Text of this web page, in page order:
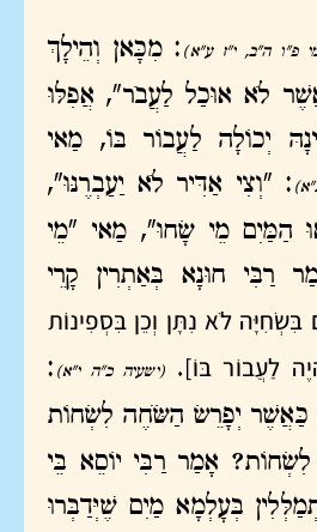
פ"ו ה"ב, י"ז ע"א) : מִכָּאן וְהֵילָךְ
לֹא אוּכַל לַעֲבֹר", אֲפִלּוּ
יְכוֹלָה לַעֲבוֹר בּוֹ, מַאי
: "וְצִי אַדִּיר לֹא יַעַבְרֶנּוּ",
הַמַּיִם מֵי שָׂחוּ", מַאי "מֵי
רַבִּי חוּנָא בְּאַתְרִין קָרֵי
בִּשְׂחִיָּה לֹא נִתָּן וְכֵן בִּסְפִינוֹת
לַעֲבוֹר בּוֹ].(ישעיה כ"ה י"א) :
כַּאֲשֶׁר יְפָרֵשׂ הַשֹּׂחֶה לִשְׂחוֹת
אָמַר רַבִּי יוֹסֵא בֵּי
בְּעָלְמָא מַיִם שֶׁיְּדַבְּרוּ